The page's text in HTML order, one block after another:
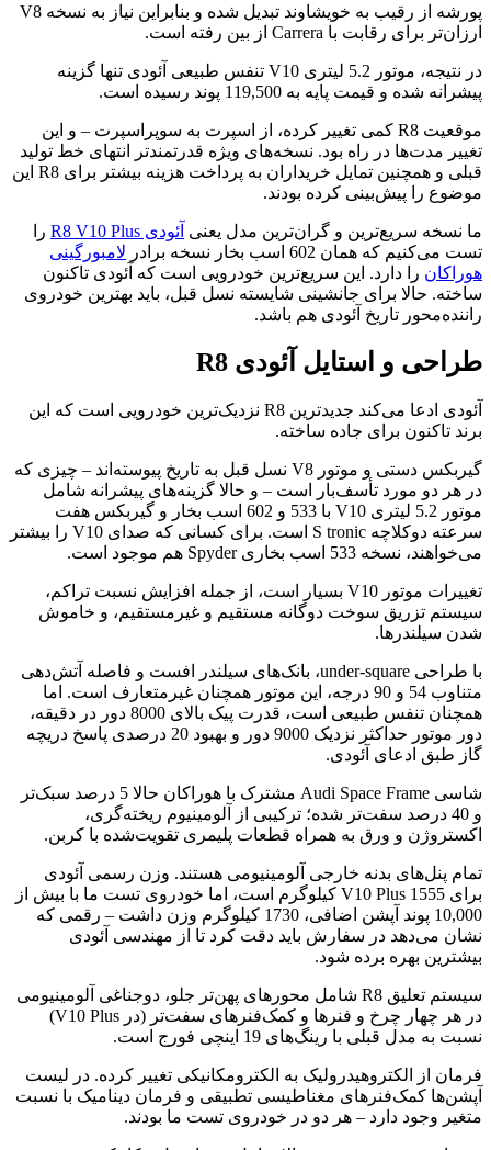
پورشه از رقیب به خویشاوند تبدیل شده و بنابراین نیاز به نسخه V8
ارزان‌تر برای رقابت با Carrera از بین رفته است.
در نتیجه، موتور 5.2 لیتری V10 تنفس طبیعی آئودی تنها گزینه
پیشرانه شده و قیمت پایه به 119,500 پوند رسیده است.
موقعیت R8 کمی تغییر کرده، از اسپرت به سوپراسپرت – و این
تغییر مدت‌ها در راه بود. نسخه‌های ویژه قدرتمندتر انتهای خط تولید
قبلی و همچنین تمایل خریداران به پرداخت هزینه بیشتر برای R8 این
موضوع را پیش‌بینی کرده بودند.
ما نسخه سریع‌ترین و گران‌ترین مدل یعنی آئودی R8 V10 Plus
را
تست می‌کنیم که همان 602 اسب بخار نسخه برادر
لامبورگینی
هوراکان را دارد. این سریع‌ترین خودرویی است که آئودی تاکنون
ساخته. حالا برای جانشینی شایسته نسل قبل، باید بهترین خودروی
راننده‌محور تاریخ آئودی هم باشد.
طراحی و استایل آئودی R8
آئودی ادعا می‌کند جدیدترین R8 نزدیک‌ترین خودرویی است که این
برند تاکنون برای جاده ساخته.
گیربکس دستی و موتور V8 نسل قبل به تاریخ پیوسته‌اند – چیزی که
در هر دو مورد تأسف‌بار است – و حالا گزینه‌های پیشرانه شامل
موتور 5.2 لیتری V10 با 533 و 602 اسب بخار و گیربکس هفت
سرعته دوکلاچه S tronic است. برای کسانی که صدای V10 را بیشتر
می‌خواهند، نسخه 533 اسب بخاری Spyder هم موجود است.
تغییرات موتور V10 بسیار است، از جمله افزایش نسبت تراکم،
سیستم تزریق سوخت دوگانه مستقیم و غیرمستقیم، و خاموش
شدن سیلندرها.
با طراحی under-square، بانک‌های سیلندر افست و فاصله آتش‌دهی
متناوب 54 و 90 درجه، این موتور همچنان غیرمتعارف است. اما
همچنان تنفس طبیعی است، قدرت پیک بالای 8000 دور در دقیقه،
دور موتور حداکثر نزدیک 9000 دور و بهبود 20 درصدی پاسخ دریچه
گاز طبق ادعای آئودی.
شاسی Audi Space Frame مشترک با هوراکان حالا 5 درصد سبک‌تر
و 40 درصد سفت‌تر شده؛ ترکیبی از آلومینیوم ریخته‌گری،
اکستروژن و ورق به همراه قطعات پلیمری تقویت‌شده با کربن.
تمام پنل‌های بدنه خارجی آلومینیومی هستند. وزن رسمی آئودی
برای V10 Plus 1555 کیلوگرم است، اما خودروی تست ما با بیش از
10,000 پوند آپشن اضافی، 1730 کیلوگرم وزن داشت – رقمی که
نشان می‌دهد در سفارش باید دقت کرد تا از مهندسی آئودی
بیشترین بهره برده شود.
سیستم تعلیق R8 شامل محورهای پهن‌تر جلو، دوجناغی آلومینیومی
در هر چهار چرخ و فنرها و کمک‌فنرهای سفت‌تر (در V10 Plus)
نسبت به مدل قبلی با رینگ‌های 19 اینچی فورج است.
فرمان از الکتروهیدرولیک به الکترومکانیکی تغییر کرده. در لیست
آپشن‌ها کمک‌فنرهای مغناطیسی تطبیقی و فرمان دینامیک با نسبت
متغیر وجود دارد – هر دو در خودروی تست ما بودند.